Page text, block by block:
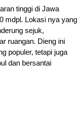
tinggi di Jawa
mdpl. Lokasi nya yang
sejuk,
ruangan. Dieng ini
populer, tetapi juga
dan bersantai